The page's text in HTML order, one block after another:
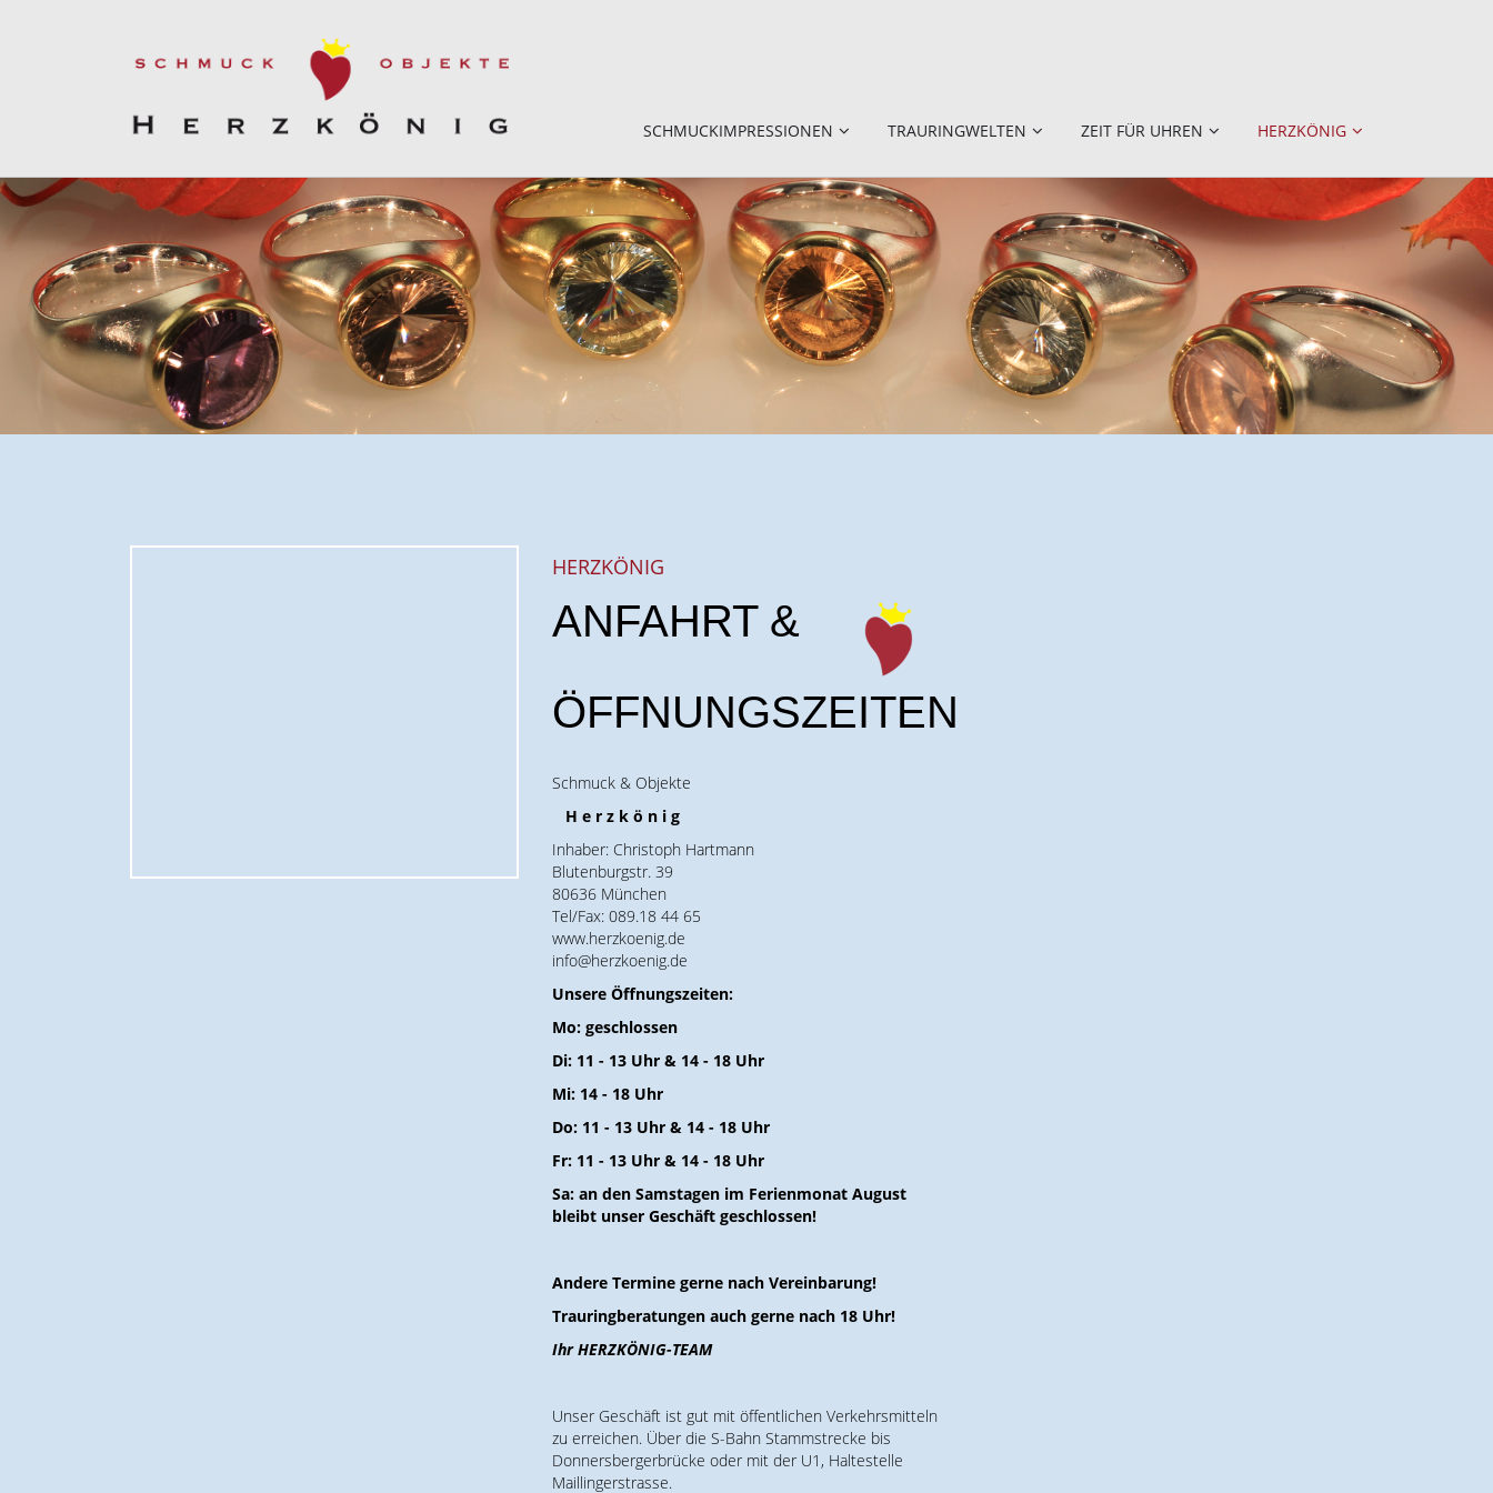
SCHMUCKIMPRESSIONEN TRAURINGWELTEN ZEIT FÜR UHREN HERZKÖNIG
HERZKÖNIG
ANFAHRT &
ÖFFNUNGSZEITEN
Schmuck & Objekte
H e r z k ö n i g
Inhaber: Christoph Hartmann
Blutenburgstr. 39
80636 München
Tel/Fax: 089.18 44 65
www.herzkoenig.de
info@herzkoenig.de
Unsere Öffnungszeiten:
Mo: geschlossen
Di: 11 - 13 Uhr & 14 - 18 Uhr
Mi: 14 - 18 Uhr
Do: 11 - 13 Uhr & 14 - 18 Uhr
Fr: 11 - 13 Uhr & 14 - 18 Uhr
Sa: an den Samstagen im Ferienmonat August
bleibt unser Geschäft geschlossen!
Andere Termine gerne nach Vereinbarung!
Trauringberatungen auch gerne nach 18 Uhr!
Ihr HERZKÖNIG-TEAM
Unser Geschäft ist gut mit öffentlichen Verkehrsmitteln
zu erreichen. Über die S-Bahn Stammstrecke bis
Donnersbergerbrücke oder mit der U1, Haltestelle
Maillingerstrasse.